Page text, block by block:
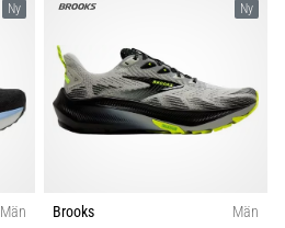
Ny
Män
Ny
Brooks
Män